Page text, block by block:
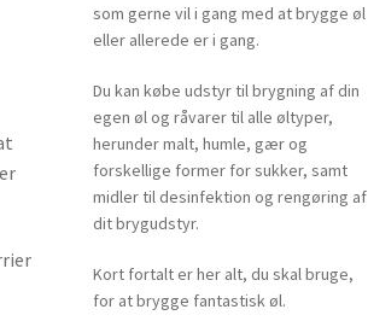
som gerne vil i gang med at brygge øl
eller allerede er i gang.
Du kan købe udstyr til brygning af din
egen øl og råvarer til alle øltyper,
herunder malt, humle, gær og
forskellige former for sukker, samt
midler til desinfektion og rengøring af
dit brygudstyr.
Kort fortalt er her alt, du skal bruge,
for at brygge fantastisk øl.